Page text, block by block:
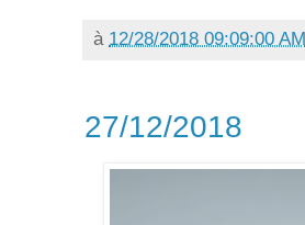
à 12/28/2018 09:09:00 AM
27/12/2018